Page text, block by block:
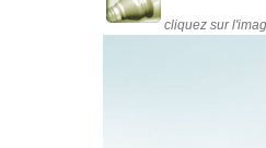
cliquez sur